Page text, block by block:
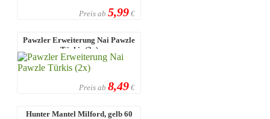
Preis ab 5,99 €
Pawzler Erweiterung Nai Pawzle
Türkis (2x)
Preis ab 8,49 €
Hunter Mantel Milford, gelb 60